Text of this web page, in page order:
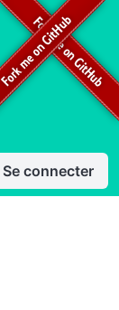
Se connecter